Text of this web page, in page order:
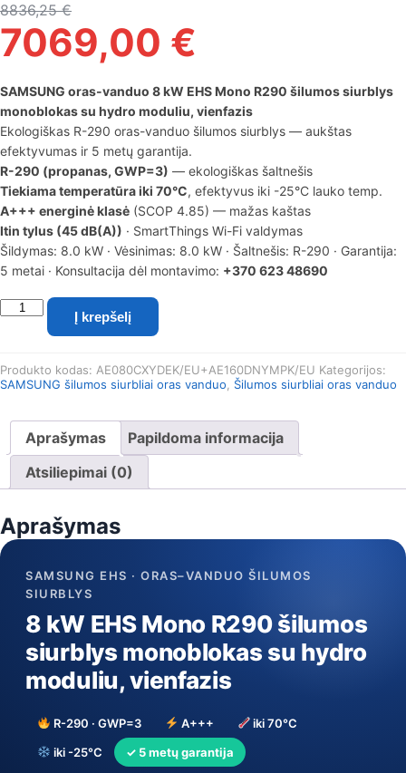
8836,25€
7069,00 €
SAMSUNG oras-vanduo 8 kW EHS Mono R290 šilumos siurblys
monoblokas su hydro moduliu, vienfazis
Ekologiškas R-290 oras-vanduo šilumos siurblys — aukštas
efektyvumas ir 5 metų garantija.
R-290 (propanas, GWP=3) — ekologiškas šaltnešis
Tiekiama temperatūra iki 70°C, efektyvus iki -25°C lauko temp.
A+++ energinė klasė (SCOP 4.85) — mažas kaštas
Itin tylus (45 dB(A)) · SmartThings Wi-Fi valdymas
Šildymas: 8.0 kW · Vėsinimas: 8.0 kW · Šaltnešis: R-290 · Garantija:
5 metai · Konsultacija dėl montavimo: +370 623 48690
produkto
SAMSUNG
vanduo
EHS
Mono
R290
šilumos
monoblokas
su
hydro
moduliu,
vienfazis
Į krepšelį
Produkto kodas: AE080CXYDEK/EU+AE160DNYMPK/EU Kategorijos:
SAMSUNG šilumos siurbliai oras vanduo
Šilumos siurbliai oras vanduo
Aprašymas
Papildoma informacija
Atsiliepimai (0)
Aprašymas
SAMSUNG EHS · ORAS–VANDUO ŠILUMOS
SIURBLYS
8 kW EHS Mono R290 šilumos
siurblys monoblokas su hydro
moduliu, vienfazis
R-290 · GWP=3 A+++
iki 70°C
iki -25°C
✓ 5 metų garantija